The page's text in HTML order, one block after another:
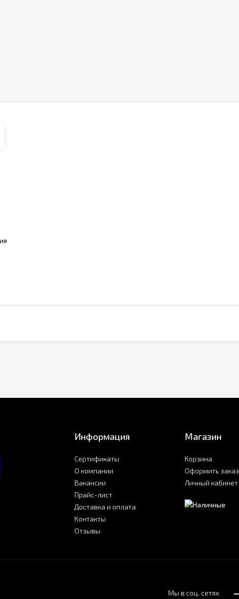
Информация
Сертификаты
О компании
Вакансии
Прайс-лист
Доставка и оплата
Контакты
Отзывы
Магазин
Корзина
Оформить заказ
Личный кабинет
Мы в соц. сетях